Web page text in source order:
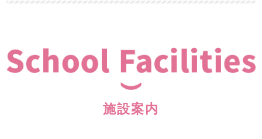
施設案内